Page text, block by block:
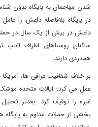
شدن مهاجمان به پایگاه بدون
در پایگاه بلافاصله داعش را
داعش در بیش از یک سال در حملات
ساکنان روستاهای اطراف
همدردی دارند.
بر خلاف شفافیت عراقی ها، آمریکا
عمل می کرد؛ ایالات متحده
غیره را توقیف کرد. بعدتر تحلیل